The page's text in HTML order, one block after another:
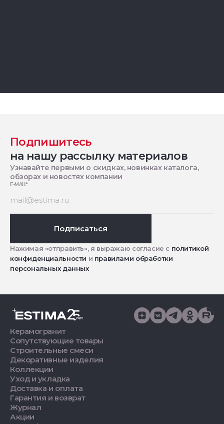
Подпишитесь
на нашу рассылку материалов
Узнавайте первыми о скидках, новинках каталога,
обзорах и новостях компании
E-MAIL*
Подписаться
Нажимая «отправить», я выражаю согласие с политикой
конфиденциальности и правилами обработки
персональных данных
Керамогранит
Сопутствующие товары
Строительные смеси
Декоративные изделия
Коллекции
Уход и укладка
Доставка и оплата
Гарантия и возврат
Журнал
Акции